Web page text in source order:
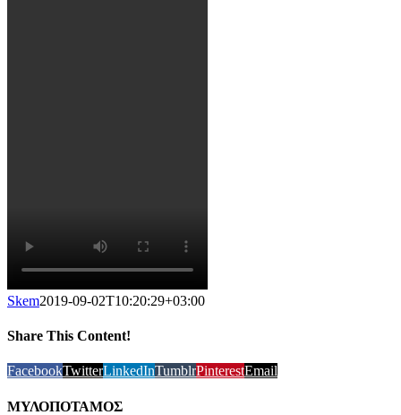
Skem2019-09-02T10:20:29+03:00
Share This Content!
FacebookTwitterLinkedInTumblrPinterestEmail
ΜΥΛΟΠΟΤΑΜΟΣ